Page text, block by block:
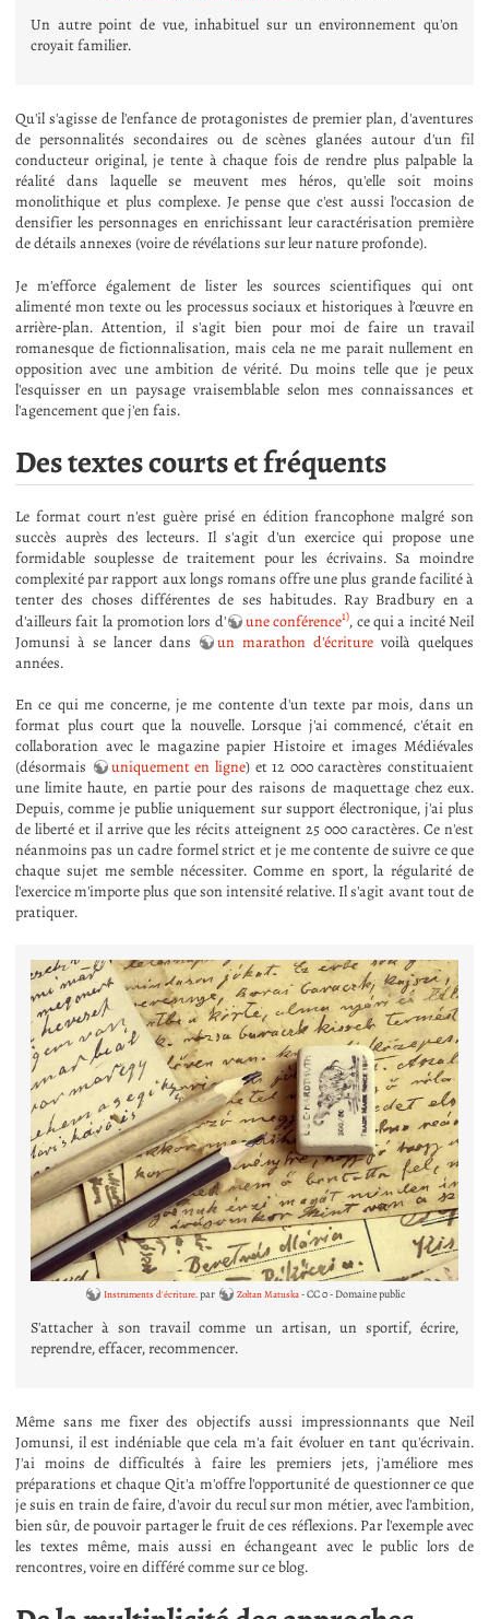
Un autre point de vue, inhabituel sur un environnement qu'on
croyait familier.
Qu'il s'agisse de l'enfance de protagonistes de premier plan, d'aventures
de personnalités secondaires ou de scènes glanées autour d'un fil
conducteur original, je tente à chaque fois de rendre plus palpable la
réalité dans laquelle se meuvent mes héros, qu'elle soit moins
monolithique et plus complexe. Je pense que c'est aussi l'occasion de
densifier les personnages en enrichissant leur caractérisation première
de détails annexes (voire de révélations sur leur nature profonde).
Je m'efforce également de lister les sources scientifiques qui ont
alimenté mon texte ou les processus sociaux et historiques à l’œuvre en
arrière-plan. Attention, il s'agit bien pour moi de faire un travail
romanesque de fictionnalisation, mais cela ne me parait nullement en
opposition avec une ambition de vérité. Du moins telle que je peux
l'esquisser en un paysage vraisemblable selon mes connaissances et
l'agencement que j'en fais.
Des textes courts et fréquents
Le format court n'est guère prisé en édition francophone malgré son
succès auprès des lecteurs. Il s'agit d'un exercice qui propose une
formidable souplesse de traitement pour les écrivains. Sa moindre
complexité par rapport aux longs romans offre une plus grande facilité à
tenter des choses différentes de ses habitudes. Ray Bradbury en a
d'ailleurs fait la promotion lors d'
une conférence1), ce qui a incité Neil
Jomunsi à se lancer dans
un marathon d'écriture voilà quelques
années.
En ce qui me concerne, je me contente d'un texte par mois, dans un
format plus court que la nouvelle. Lorsque j'ai commencé, c'était en
collaboration avec le magazine papier Histoire et images Médiévales
(désormais
uniquement en ligne) et 12 000 caractères constituaient
une limite haute, en partie pour des raisons de maquettage chez eux.
Depuis, comme je publie uniquement sur support électronique, j'ai plus
de liberté et il arrive que les récits atteignent 25 000 caractères. Ce n'est
néanmoins pas un cadre formel strict et je me contente de suivre ce que
chaque sujet me semble nécessiter. Comme en sport, la régularité de
l'exercice m'importe plus que son intensité relative. Il s'agit avant tout de
pratiquer.
Instruments d'écriture.par Zoltan Matuska- CC 0 - Domaine public
S'attacher à son travail comme un artisan, un sportif, écrire,
reprendre, effacer, recommencer.
Même sans me fixer des objectifs aussi impressionnants que Neil
Jomunsi, il est indéniable que cela m'a fait évoluer en tant qu'écrivain.
J'ai moins de difficultés à faire les premiers jets, j'améliore mes
préparations et chaque Qit'a m'offre l'opportunité de questionner ce que
je suis en train de faire, d'avoir du recul sur mon métier, avec l'ambition,
bien sûr, de pouvoir partager le fruit de ces réflexions. Par l'exemple avec
les textes même, mais aussi en échangeant avec le public lors de
rencontres, voire en différé comme sur ce blog.